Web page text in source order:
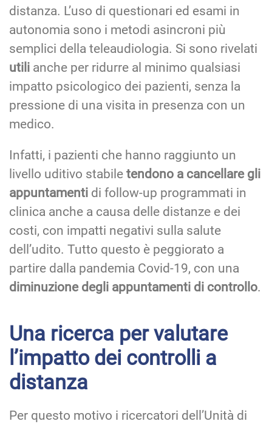
distanza. L’uso di questionari ed esami in
autonomia sono i metodi asincroni più
semplici della teleaudiologia. Si sono rivelati
utili anche per ridurre al minimo qualsiasi
impatto psicologico dei pazienti, senza la
pressione di una visita in presenza con un
medico.
Infatti, i pazienti che hanno raggiunto un
livello uditivo stabile tendono a cancellare gli
appuntamenti di follow-up programmati in
clinica anche a causa delle distanze e dei
costi, con impatti negativi sulla salute
dell’udito. Tutto questo è peggiorato a
partire dalla pandemia Covid-19, con una
diminuzione degli appuntamenti di controllo.
Una ricerca per valutare
l’impatto dei controlli a
distanza
Per questo motivo i ricercatori dell’Unità di